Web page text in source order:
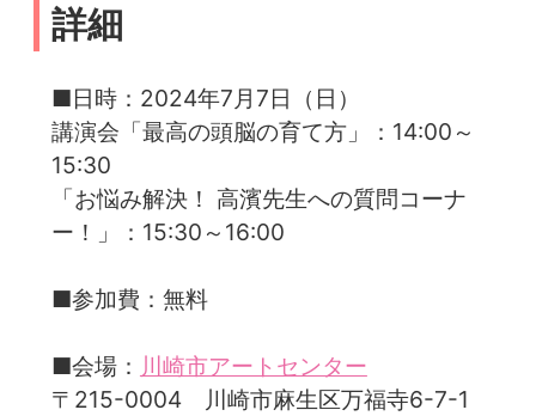
詳細
■日時：2024年7月7日（日）
講演会「最高の頭脳の育て方」：14:00～
15:30
「お悩み解決！ 高濱先生への質問コーナ
ー！」：15:30～16:00
■参加費：無料
■会場： 川崎市アートセンター
〒215-0004 川崎市麻生区万福寺6-7-1